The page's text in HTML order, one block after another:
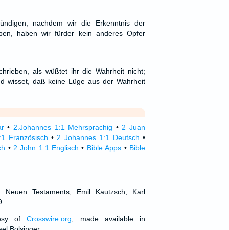
nachdem wir die Erkenntnis der
haben wir fürder kein anderes Opfer
als wüßtet ihr die Wahrheit nicht;
wisset, daß keine Lüge aus der Wahrheit
• 2.Johannes 1:1 Mehrsprachig • 2 Juan
Französisch • 2 Johannes 1:1 Deutsch •
• 2 John 1:1 Englisch • Bible Apps • Bible
Testaments, Emil Kautzsch, Karl
ofCrosswire.org , made available in